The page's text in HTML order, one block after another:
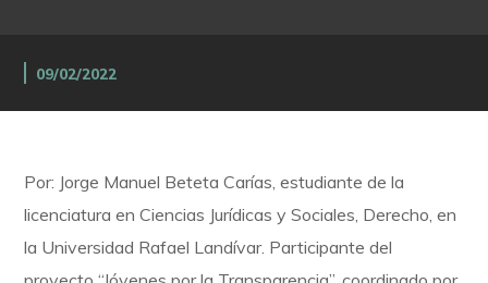
09/02/2022
Por: Jorge Manuel Beteta Carías, estudiante de la
licenciatura en Ciencias Jurídicas y Sociales, Derecho, en
la Universidad Rafael Landívar. Participante del